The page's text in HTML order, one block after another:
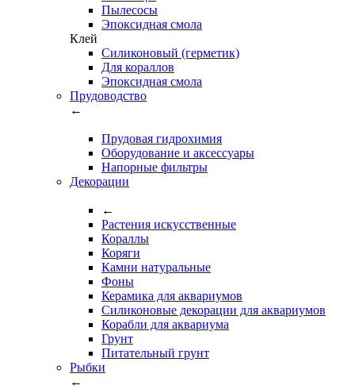
Пылесосы
Эпоксидная смола
Клей
Силиконовый (герметик)
Для кораллов
Эпоксидная смола
Прудоводство
←
Прудовая гидрохимия
Оборудование и аксессуары
Напорные фильтры
Декорации
←
Растения искусственные
Кораллы
Коряги
Камни натуральные
Фоны
Керамика для аквариумов
Силиконовые декорации для аквариумов
Корабли для аквариума
Грунт
Питательный грунт
Рыбки
←